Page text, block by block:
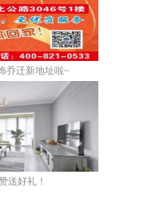
乔迁新地址啦~
送好礼！